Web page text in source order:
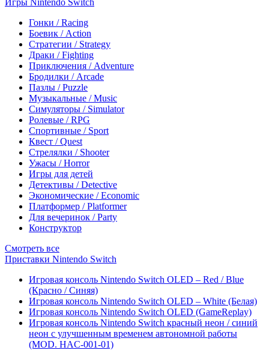
Игры Nintendo Switch
Гонки / Racing
Боевик / Action
Стратегии / Strategy
Драки / Fighting
Приключения / Adventure
Бродилки / Arcade
Пазлы / Puzzle
Музыкальные / Music
Симуляторы / Simulator
Ролевые / RPG
Спортивные / Sport
Квест / Quest
Стрелялки / Shooter
Ужасы / Horror
Игры для детей
Детективы / Detective
Экономические / Economic
Платформер / Platformer
Для вечеринок / Party
Конструктор
Смотреть все
Приставки Nintendo Switch
Игровая консоль Nintendo Switch OLED – Red / Blue
(Красно / Синяя)
Игровая консоль Nintendo Switch OLED – White (Белая)
Игровая консоль Nintendo Switch OLED (GameReplay)
Игровая консоль Nintendo Switch красный неон / синий
неон с улучшенным временем автономной работы
(MOD. HAC-001-01)